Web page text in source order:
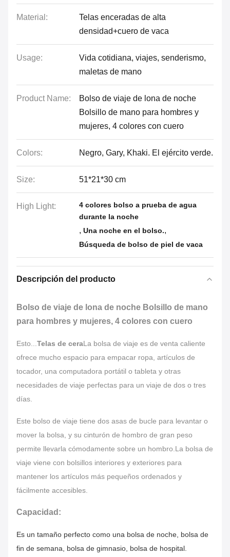
Material:
Telas enceradas de alta
densidad+cuero de vaca
Usage:
Vida cotidiana, viajes, senderismo,
maletas de mano
Product Name:
Bolso de viaje de lona de noche
Bolsillo de mano para hombres y
mujeres, 4 colores con cuero
Colors: Negro, Gary, Khaki. El ejército verde.
Size: 51*21*30 cm
High Light:
4 colores bolso a prueba de agua
durante la noche
, Una noche en el bolso.,
Búsqueda de bolso de piel de vaca
Descripción del producto
Bolso de viaje de lona de noche Bolsillo de mano
para hombres y mujeres, 4 colores con cuero
Esto... Telas de ceraLa bolsa de viaje es de venta caliente
ofrece mucho espacio para empacar ropa, artículos de
tocador, una computadora portátil o tableta y otras
necesidades de viaje perfectas para un viaje de dos o tres
días.
Este bolso de viaje tiene dos asas de bucle para levantar o
mover la bolsa, y su cinturón de hombro de gran peso
permite llevarla cómodamente sobre un hombro.La bolsa de
viaje viene con bolsillos interiores y exteriores para
mantener los artículos más pequeños ordenados y
fácilmente accesibles.
Capacidad:
Es un tamaño perfecto como una bolsa de noche, bolsa de
fin de semana, bolsa de gimnasio, bolsa de hospital.